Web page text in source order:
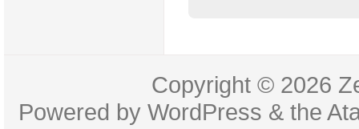
Copyright © 2026
Powered byWordPress & the